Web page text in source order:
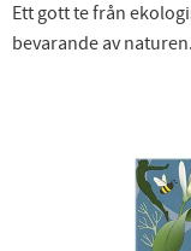
Ett gott te från
bevarande av naturen.